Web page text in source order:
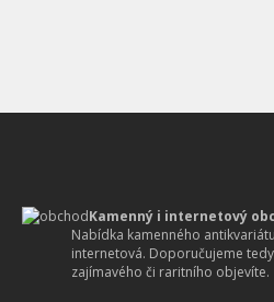
Kamenný i internetový
Nabídka kamenného
internetová. Doporučujeme
zajímavého či raritního objevíte.